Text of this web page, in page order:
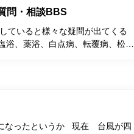
問・相談BBS
ていると様々な疑問が出てくる
浴、薬浴、白点病、転覆病、松…
なったというか 現在 台風が四